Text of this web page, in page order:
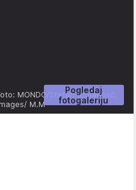
Pogledaj
fotogaleriju
MONDO/Stefan Stojanovć,
M.M